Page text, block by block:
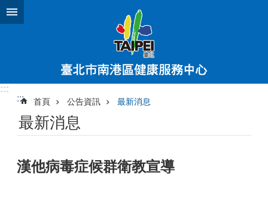
跳到主要內容區塊
:::
:::
首頁 公告資訊 最新消息
最新消息
漢他病毒症候群衛教宣導